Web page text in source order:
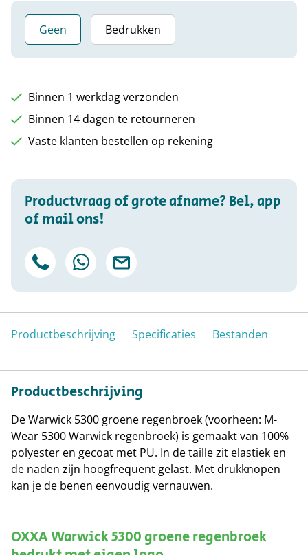
Geen Bedrukken
Binnen 1 werkdag verzonden
Binnen 14 dagen te retourneren
Vaste klanten bestellen op rekening
Productvraag of grote afname? Bel, app
of mail ons!
Productbeschrijving Specificaties Bestanden
Productbeschrijving
De Warwick 5300 groene regenbroek (voorheen: M-
Wear 5300 Warwick regenbroek) is gemaakt van 100%
polyester en gecoat met PU. In de taille zit elastiek en
de naden zijn hoogfrequent gelast. Met drukknopen
kan je de benen eenvoudig vernauwen.
OXXA Warwick 5300 groene regenbroek